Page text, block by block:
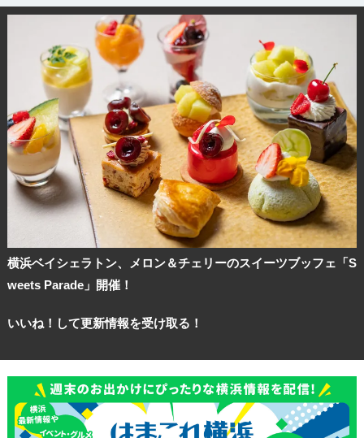
横浜ベイシェラトン、メロン＆チェリーのスイーツブッフェ「S
weets Parade」開催！
いいね！して更新情報を受け取る！
観光ガイド